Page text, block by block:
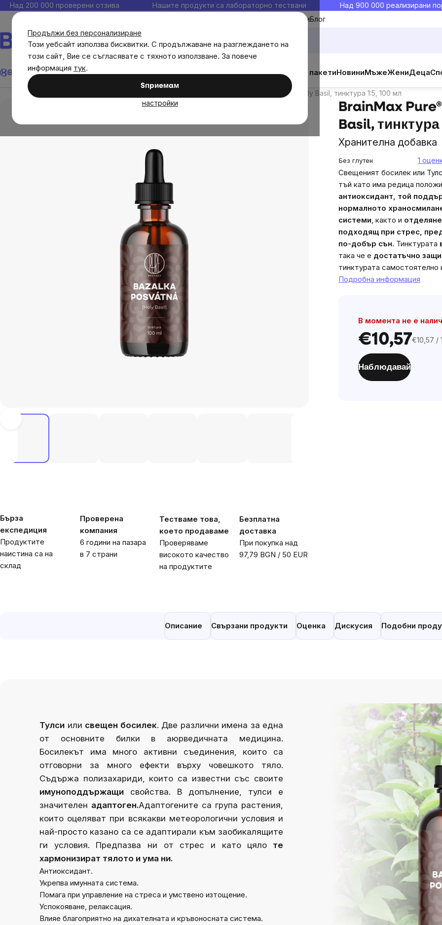
Продължи без персонализиране
Този уебсайт използва бисквитки. С продължаване на разглеждането на
този сайт, Вие се съгласявате с тяхното използване. За повече
информация тук.
Sпpиeмaм
настройки
Прескочи
към
съдържанието
Над 200 000 проверени отзива Нашите продукти са лабораторно тествани
Над 900 000 реализирани
Моите любимиБлог
Brainmax
Имунитет Акции💪 WomenPowerЦелиДиетични добавкиИзгодни пакетиНовиниМъжеЖениДеца
BrainMax Pure® Свещен босилек, Holy Basil, тинктура 1:5, 100 мл
BrainMax
Basil,
Хранителна добавка
Без глутен 1
Бърза
експедиция
Продуктите
наистина са на
склад
Проверена
компания
6 години на пазара
в 7 страни
Тестваме това,
което продаваме
Проверяваме
високото качество
на продуктите
Безплатна
доставка
При покупка над
97,79 BGN / 50 EUR
Свещеният босилек или
тъй като има редица
антиоксидант, той
нормалното
системи, както и
подходящ при стрес,
по-добър сън. Тинктурата
така че е достатъчно
тинктурата
Подробна информация
В момента не е
€10,57Цена
€10,57 /
Наблюдавай
Описание Свързани продукти Оценка Дискусия Подобни
BrainMax Pure® Свещен босилек, Holy Basil, тинктура 1:5, 100 мл
Подобни продукти
Тулси или свещен босилек. Две различни имена за една
от основните билки в аюрведичната медицина.
Босилекът има много активни съединения, които са
отговорни за много ефекти върху човешкото тяло.
Съдържа полизахариди, които са известни със своите
имуноподдържащи свойства. В допълнение, тулси е
значителен адаптоген.Адаптогените са група растения,
които оцеляват при всякакви метеорологични условия и
най-просто казано са се адаптирали към заобикалящите
ги условия. Предпазва ни от стрес и като цяло
те
хармонизират тялото и ума ни.
Антиоксидант.
Укрепва имунната система.
Помага при управление на стреса и умствено изтощение.
Успокояване, релаксация.
Влияе благоприятно на дихателната и кръвоносната система.